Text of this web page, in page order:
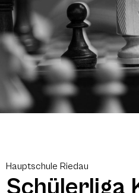
Hauptschule Riedau
Schülerliga